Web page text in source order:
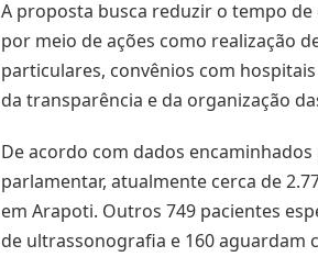
A proposta busca reduzir o tempo
por meio de ações como realização
particulares, convênios com
da transparência e da organização
De acordo com dados
parlamentar, atualmente cerca de
em Arapoti. Outros 749 pacientes
de ultrassonografia e 160 aguardam